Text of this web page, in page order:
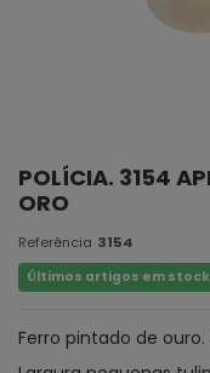
POLÍCIA. 3154
ORO
Referência 3154
Últimos artigos em stock
Ferro pintado de